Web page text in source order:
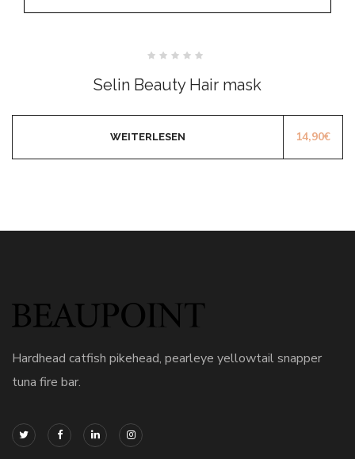
0
von
Selin Beauty Hair mask
14,90€
WEITERLESEN
Hardhead catfish pikehead, pearleye yellowtail snapper
tuna fire bar.